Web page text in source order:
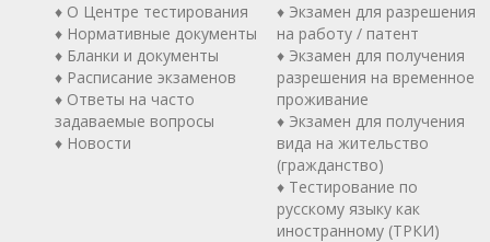
♦ О Центре тестирования
♦ Нормативные документы
♦ Бланки и документы
♦ Расписание экзаменов
♦ Ответы на часто
задаваемые вопросы
♦ Новости
♦ Экзамен для разрешения
на работу / патент
♦ Экзамен для получения
разрешения на временное
проживание
♦ Экзамен для получения
вида на жительство
(гражданство)
♦ Тестирование по
русскому языку как
иностранному (ТРКИ)